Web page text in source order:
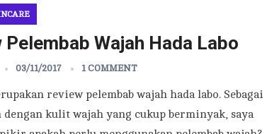
Pelembab Wajah Hada Labo
03/11/2017 1 COMMENT
review pelembab wajah hada labo. Sebagai
dengan kulit wajah yang cukup berminyak, saya